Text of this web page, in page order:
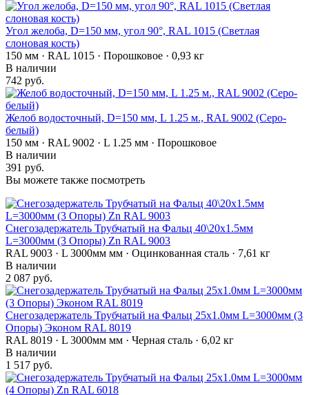
Угол желоба, D=150 мм, угол 90°, RAL 1015 (Светлая
слоновая кость)
150 мм · RAL 1015 · Порошковое · 0,93 кг
В наличии
742 руб.
Желоб водосточный, D=150 мм, L 1.25 м., RAL 9002 (Серо-
белый)
150 мм · RAL 9002 · L 1.25 мм · Порошковое
В наличии
391 руб.
Вы можете также посмотреть
Снегозадержатель Трубчатый на Фальц 40\20х1.5мм
L=3000мм (3 Опоры) Zn RAL 9003
RAL 9003 · L 3000мм мм · Оцинкованная сталь · 7,61 кг
В наличии
2 087 руб.
Снегозадержатель Трубчатый на Фальц 25х1.0мм L=3000мм (3
Опоры) Эконом RAL 8019
RAL 8019 · L 3000мм мм · Черная сталь · 6,02 кг
В наличии
1 517 руб.